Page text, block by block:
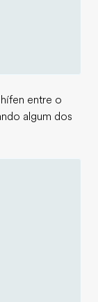
entre o
algum dos